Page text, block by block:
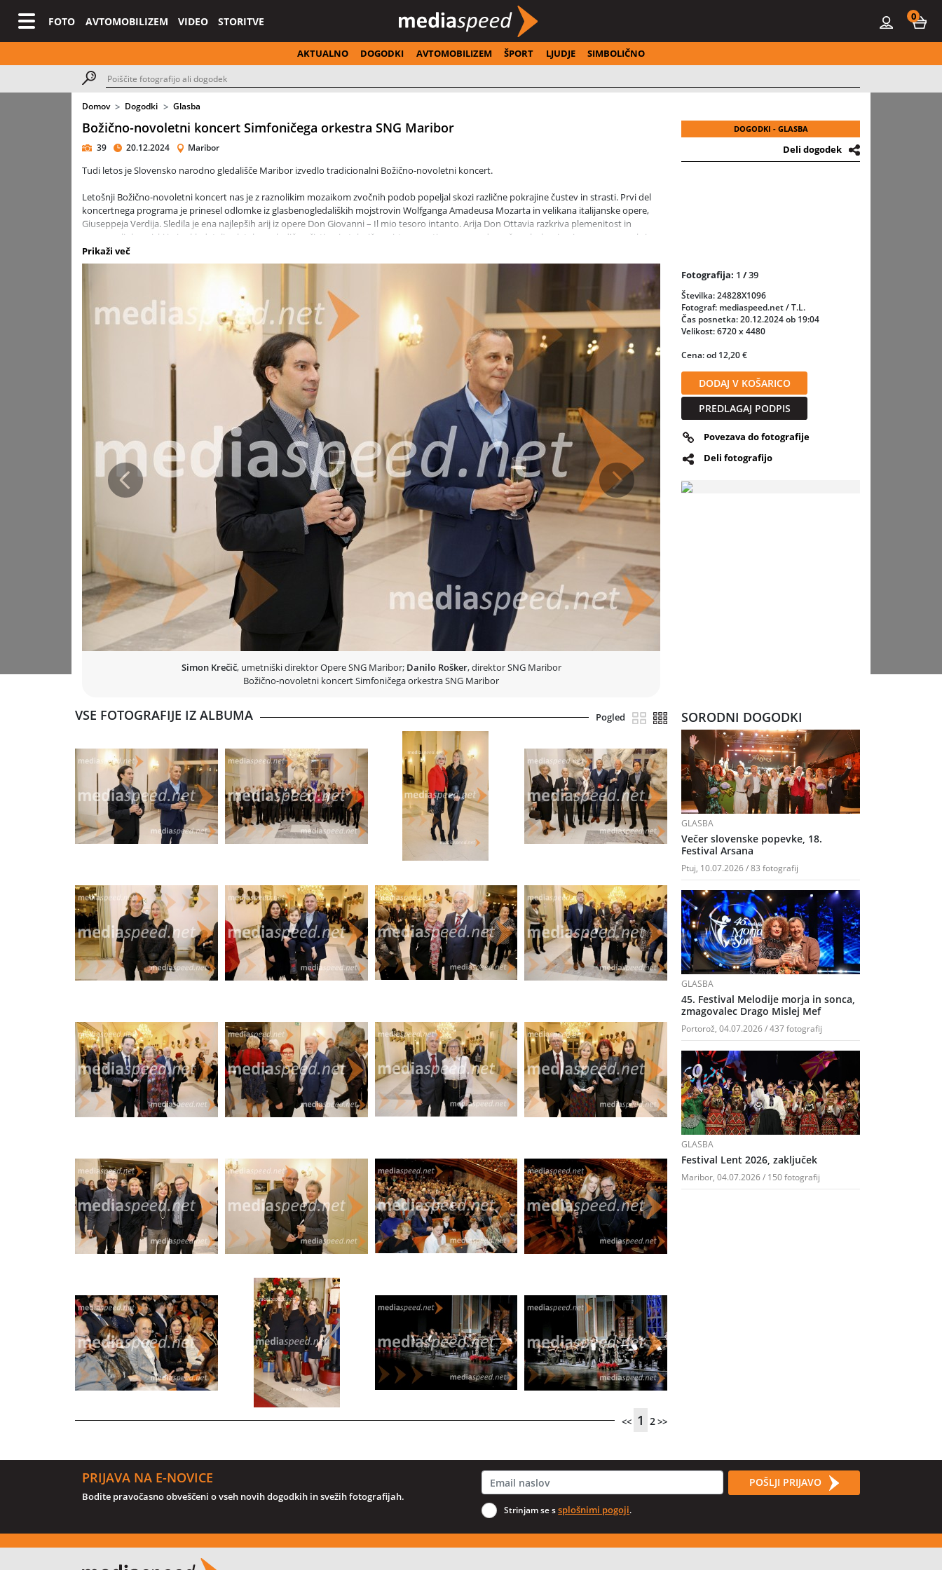
FOTO AVTOMOBILIZEM VIDEO STORITVE 0
AKTUALNO DOGODKI AVTOMOBILIZEM ŠPORT LJUDJE SIMBOLIČNO
Domov Dogodki Glasba
Božično-novoletni koncert Simfoničega orkestra SNG Maribor
39 20.12.2024 Maribor
Tudi letos je Slovensko narodno gledališče Maribor izvedlo tradicionalni Božično-novoletni koncert.
Letošnji Božično-novoletni koncert nas je z raznolikim mozaikom zvočnih podob popeljal skozi različne pokrajine čustev in strasti. Prvi del
koncertnega programa je prinesel odlomke iz glasbenogledaliških mojstrovin Wolfganga Amadeusa Mozarta in velikana italijanske opere,
Giuseppeja Verdija. Sledila je ena najlepših arij iz opere Don Giovanni – Il mio tesoro intanto. Arija Don Ottavia razkriva plemenitost in
pogum v ljubezni, ki ju je skladatelj spletel z melodično čistino in tehnično virtuoznostjo; povsem drugačen glasbeni univerzum pa se skriva
v Verdijevih operah, ki so nas popeljale v dramatičen svet ljubezenskih strasti in političnih intrig.
Nekoliko več žanrske raznolikosti je postregel drugi del koncerta. Rossinijeva uvertura k Pepelki je bila prava glasbena poslastica, polna
iskrivih tem in hitrih dinamičnih prehodov, ki odsevajo humor in obenem čustveno toplino pravljice. Arija Roberta iz Donizettijeve opere
Roberto Devereux, Ed ancor la tremenda porta, izraža konflikt med dolžnostjo in strastjo ter navdušuje s svojo dramatično intenzivnostjo.
Sledila je ekspresivna arija Violette iz opere La traviata, Addio, del passato, v kateri glavna junakinja v trenutkih slovesa izlije vso svojo
bolečino in upanje v presunljivo glasbo. Zasanjana romanca Una furtiva lagrima iz Donizettijeve komične opere Ljubezenski napoj nas
spomni na sladko preprostost ljubezni in zatajevanih čustev, medtem ko nas Carceleras, Luisina romanca iz zarzuele Zebedejevi hčeri, očara
Čisto pred koncem koncerta pa nas je čakal še en vrhunec – duet Solee in Rafaela, Torero quiero ser iz opere Divja mačka, ki je prinesel
pravo eksplozijo energije in živahnosti.
Prikaži več
DOGODKI - GLASBA
Deli dogodek
Simon Krečič, umetniški direktor Opere SNG Maribor; Danilo Rošker, direktor SNG Maribor
Božično-novoletni koncert Simfoničega orkestra SNG Maribor
Prejšnja Naslednja
Fotografija: 1 /39
Številka: 24828X1096
Fotograf: mediaspeed.net / T.L.
Čas posnetka: 20.12.2024 ob 19:04
Velikost: 6720 x 4480
Cena: od 12,20 €
DODAJ V KOŠARICO
PREDLAGAJ PODPIS
Povezava do fotografije
Deli fotografijo
VSE FOTOGRAFIJE IZ ALBUMA Pogled
<< 1 2>>
SORODNI DOGODKI
GLASBA
Večer slovenske popevke, 18.
Festival Arsana
Ptuj, 10.07.2026 / 83 fotografij
GLASBA
45. Festival Melodije morja in sonca,
zmagovalec Drago Mislej Mef
Portorož, 04.07.2026 / 437 fotografij
GLASBA
Festival Lent 2026, zaključek
Maribor, 04.07.2026 / 150 fotografij
PRIJAVA NA E-NOVICE
Bodite pravočasno obveščeni o vseh novih dogodkih in svežih fotografijah.
POŠLJI PRIJAVO
Strinjam se ssplošnimi pogoji.